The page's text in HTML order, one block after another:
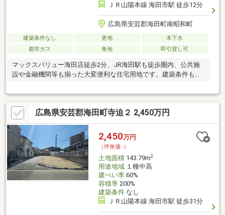
ＪＲ山陽本線 海田市駅 徒歩12分
広島県安芸郡海田町南昭和町
建築条件なし 更地
本下水
都市ガス
角地 即引渡し可
マックスバリュー海田店徒歩2分、JR海田駅も徒歩圏内、公共施
設や金融機関等も揃った大変便利な住宅用地です。建築条件もあ
広島県安芸郡海田町寺迫２ 2,450万円
2,450万円
（坪単価:-）
土地面積143.79m2
用途地域１種中高
建ぺい率60%
容積率200%
建築条件なし
ＪＲ山陽本線 海田市駅 徒歩31分